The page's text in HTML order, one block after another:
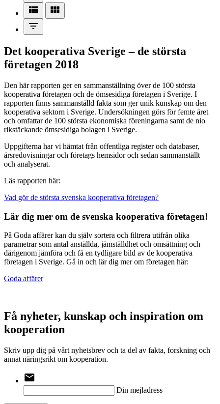
view_list
view_module
filter_list
Det kooperativa Sverige – de största
företagen 2018
Den här rapporten ger en sammanställning över de 100 största
kooperativa företagen och de ömsesidiga företagen i Sverige. I
rapporten finns sammanställd fakta som ger unik kunskap om den
kooperativa sektorn i Sverige. Undersökningen görs för femte året
och omfattar de 100 största ekonomiska föreningarna samt de nio
rikstäckande ömsesidiga bolagen i Sverige.
Uppgifterna har vi hämtat från offentliga register och databaser,
årsredovisningar och företags hemsidor och sedan sammanställt
och analyserat.
Läs rapporten här:
Vad gör de största svenska kooperativa företagen?
Lär dig mer om de svenska kooperativa företagen!
På Goda affärer kan du själv sortera och filtrera utifrån olika
parametrar som antal anställda, jämställdhet och omsättning och
därigenom jämföra och få en tydligare bild av de kooperativa
företagen i Sverige. Gå in och lär dig mer om företagen här:
Goda affärer
Få nyheter, kunskap och inspiration om
kooperation
Skriv upp dig på vårt nyhetsbrev och ta del av fakta, forskning och
annat näringsrikt om kooperation.
email
Din mejladress